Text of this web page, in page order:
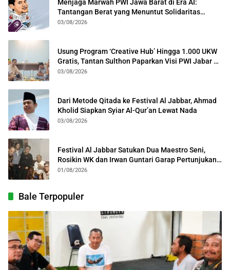
Menjaga Marwah PWI Jawa Barat di Era AI:
Tantangan Berat yang Menuntut Solidaritas
Lintas Generasi
03/08/2026
Usung Program ‘Creative Hub’ Hingga 1.000 UKW
Gratis, Tantan Sulthon Paparkan Visi PWI Jabar di
Kota Bogor
03/08/2026
Dari Metode Qitada ke Festival Al Jabbar, Ahmad
Kholid Siapkan Syiar Al-Qur’an Lewat Nada
03/08/2026
Festival Al Jabbar Satukan Dua Maestro Seni,
Rosikin WK dan Irwan Guntari Garap Pertunjukan
Kolosal
01/08/2026
Bale Terpopuler